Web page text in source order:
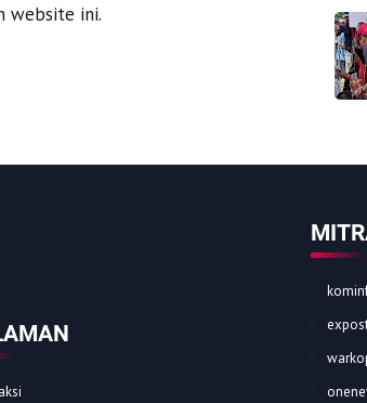
website ini.